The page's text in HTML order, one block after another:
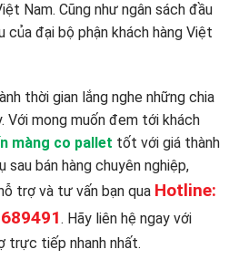
Nam. Cũng như ngân sách đầu
đại bộ phận khách hàng Việt
thời gian lắng nghe những chia
Với mong muốn đem tới khách
màng co pallet tốt với giá thành
bán hàng chuyên nghiệp,
trợ và tư vấn bạn qua Hotline:
. Hãy liên hệ ngay với
trực tiếp nhanh nhất.